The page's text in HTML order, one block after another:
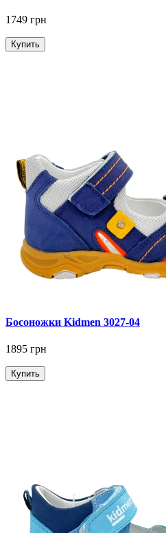
1749 грн
Купить
Босоножки Kidmen 3027-04
1895 грн
Купить